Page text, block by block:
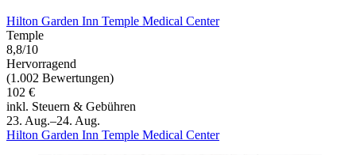
Hilton Garden Inn Temple Medical Center
Temple
8,8/10
Hervorragend
(1.002 Bewertungen)
102 €
inkl. Steuern & Gebühren
23. Aug.–24. Aug.
Hilton Garden Inn Temple Medical Center